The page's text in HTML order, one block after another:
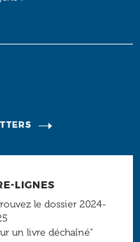
LIGNES
le dossier 2024-
un livre déchaîné"